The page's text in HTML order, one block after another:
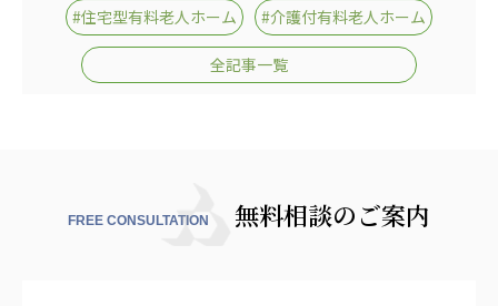
#住宅型有料老人ホーム #介護付有料老人ホーム
全記事一覧
FREE CONSULTATION 無料相談のご案内